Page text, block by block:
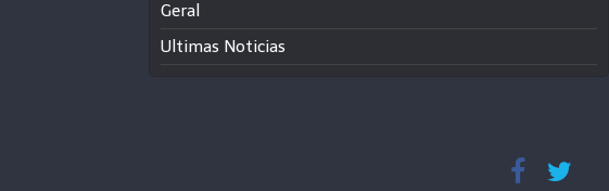
Geral
Ultimas Noticias